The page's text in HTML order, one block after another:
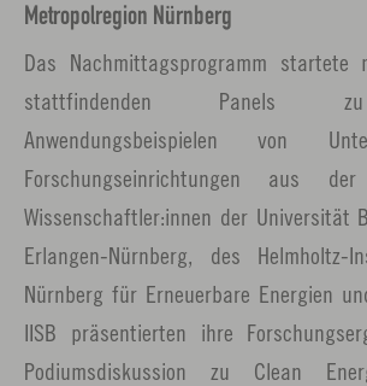
Metropolregion Nürnberg
Das Nachmittagsprogramm startete
stattfindenden Panels
Anwendungsbeispielen von
Forschungseinrichtungen aus der
Wissenschaftler:innen der Universität
Erlangen-Nürnberg, des Helmholtz-
Nürnberg für Erneuerbare Energien
IISB präsentierten ihre
Podiumsdiskussion zu Clean